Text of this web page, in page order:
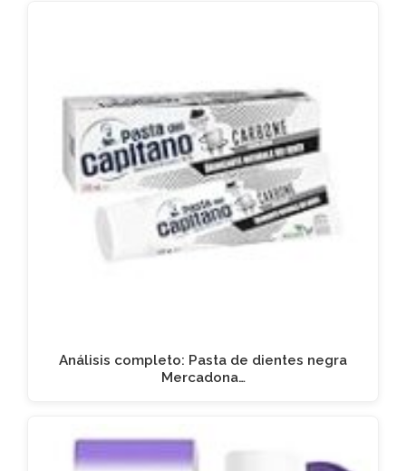
Análisis completo: Pasta de dientes negra
Mercadona…